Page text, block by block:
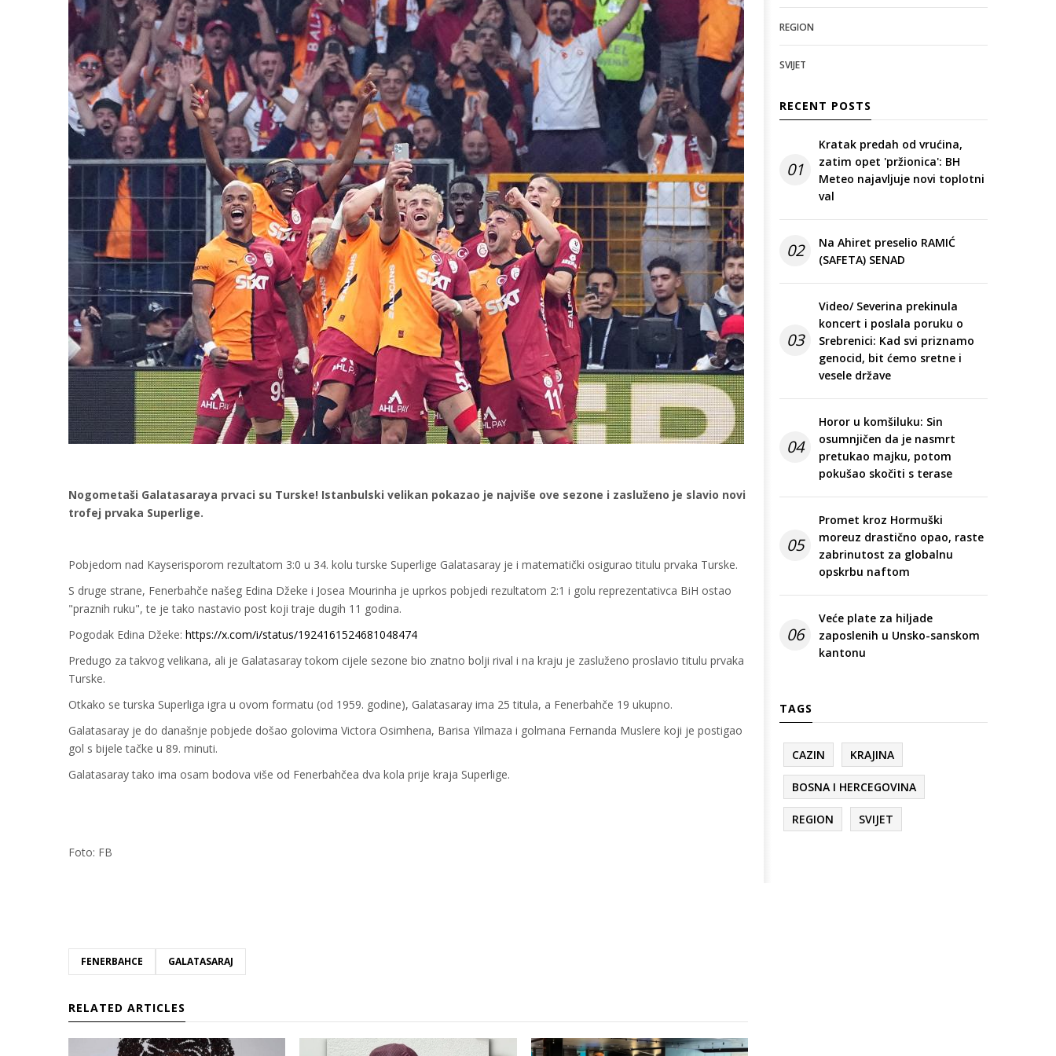
Nogometaši Galatasaraya prvaci su Turske! Istanbulski velikan pokazao je najviše ove sezone i zasluženo je slavio novi
trofej prvaka Superlige.
Pobjedom nad Kayserisporom rezultatom 3:0 u 34. kolu turske Superlige Galatasaray je i matematički osigurao titulu prvaka Turske.
S druge strane, Fenerbahče našeg Edina Džeke i Josea Mourinha je uprkos pobjedi rezultatom 2:1 i golu reprezentativca BiH ostao
"praznih ruku", te je tako nastavio post koji traje dugih 11 godina.
Pogodak Edina Džeke: https://x.com/i/status/1924161524681048474
Predugo za takvog velikana, ali je Galatasaray tokom cijele sezone bio znatno bolji rival i na kraju je zasluženo proslavio titulu prvaka
Turske.
Otkako se turska Superliga igra u ovom formatu (od 1959. godine), Galatasaray ima 25 titula, a Fenerbahče 19 ukupno.
Galatasaray je do današnje pobjede došao golovima Victora Osimhena, Barisa Yilmaza i golmana Fernanda Muslere koji je postigao
gol s bijele tačke u 89. minuti.
Galatasaray tako ima osam bodova više od Fenerbahčea dva kola prije kraja Superlige.
Foto: FB
FENERBAHCE GALATASARAJ
RELATED ARTICLES
REGION
SVIJET
RECENT POSTS
01
Kratak predah od vrućina,
zatim opet 'pržionica': BH
Meteo najavljuje novi toplotni
val
02
Na Ahiret preselio RAMIĆ
(SAFETA) SENAD
03
Video/ Severina prekinula
koncert i poslala poruku o
Srebrenici: Kad svi priznamo
genocid, bit ćemo sretne i
vesele države
04
Horor u komšiluku: Sin
osumnjičen da je nasmrt
pretukao majku, potom
pokušao skočiti s terase
05
Promet kroz Hormuški
moreuz drastično opao, raste
zabrinutost za globalnu
opskrbu naftom
06
Veće plate za hiljade
zaposlenih u Unsko-sanskom
kantonu
TAGS
CAZIN KRAJINA
BOSNA I HERCEGOVINA
REGION SVIJET